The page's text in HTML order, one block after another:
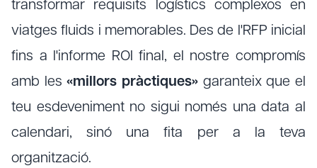
transformar requisits logístics complexos en
viatges fluids i memorables. Des de l'RFP inicial
fins a l'informe ROI final, el nostre compromís
amb les «millors pràctiques» garanteix que el
teu esdeveniment no sigui només una data al
calendari, sinó una fita per a la teva
organització.